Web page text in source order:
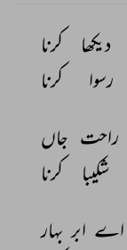
دیکھا
کرنا
رسوا
کرنا
راحت جاں
شکیبا
کرنا
اے ابر بہار